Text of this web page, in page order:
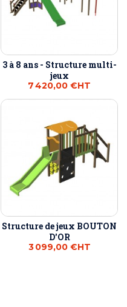
3 à 8 ans - Structure multi-
jeux
7 420,00 €HT
Structure de jeux BOUTON
D'OR
3 099,00 €HT